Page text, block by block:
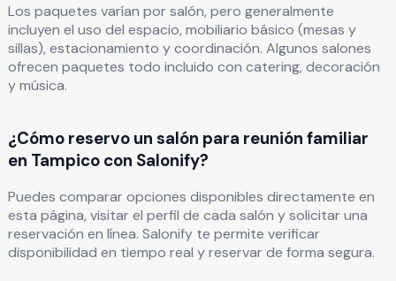
Los paquetes varían por salón, pero generalmente
incluyen el uso del espacio, mobiliario básico (mesas y
sillas), estacionamiento y coordinación. Algunos salones
ofrecen paquetes todo incluido con catering, decoración
y música.
¿Cómo reservo un salón para reunión familiar
en Tampico con Salonify?
Puedes comparar opciones disponibles directamente en
esta página, visitar el perfil de cada salón y solicitar una
reservación en línea. Salonify te permite verificar
disponibilidad en tiempo real y reservar de forma segura.